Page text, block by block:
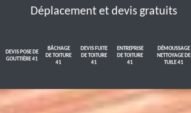
Déplacement et devis gratuits
DEVIS POSE DE
GOUTTIÈRE 41
BÂCHAGE
DE TOITURE
41
DEVIS FUITE
DE TOITURE
41
ENTREPRISE
DE TOITURE
41
DÉMOUSSAGE
NETTOYAGE DE
TUILE 41